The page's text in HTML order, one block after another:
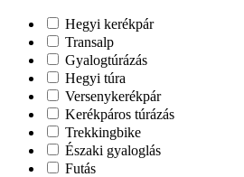
Hegyi kerékpár
Transalp
Gyalogtúrázás
Hegyi túra
Versenykerékpár
Kerékpáros túrázás
Trekkingbike
Északi gyaloglás
Futás